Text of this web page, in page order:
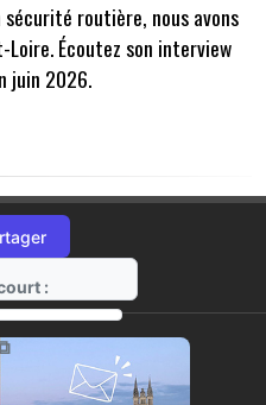
routière, nous avons
Écoutez son interview
juin 2026.
:
https://radio-g.fr?r536